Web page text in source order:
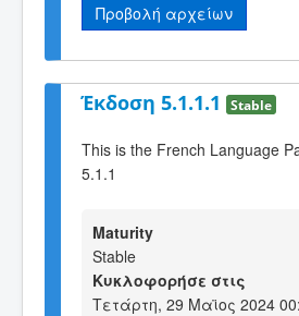
Προβολή αρχείων
Έκδοση 5.1.1.1 Stable
This is the French Language
5.1.1
Maturity
Stable
Κυκλοφορήσε στις
Τετάρτη, 29 Μαϊος 2024